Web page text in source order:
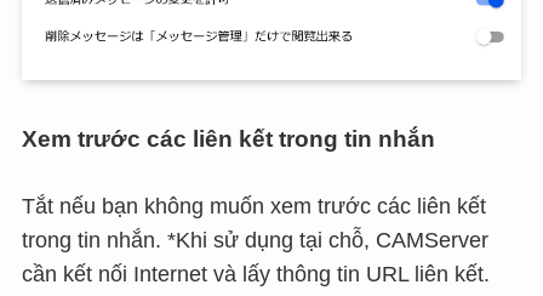
Xem trước các liên kết trong tin nhắn
Tắt nếu bạn không muốn xem trước các liên kết
trong tin nhắn. *Khi sử dụng tại chỗ, CAMServer
cần kết nối Internet và lấy thông tin URL liên kết.